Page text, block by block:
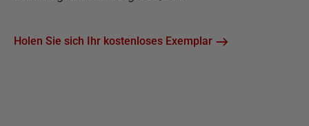
Holen Sie sich Ihr kostenloses Exemplar